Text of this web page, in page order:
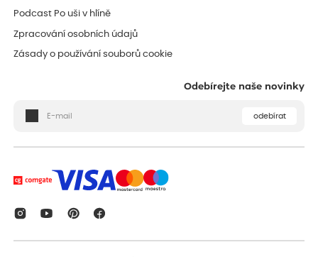
Podcast Po uši v hlíně
Zpracování osobních údajů
Zásady o používání souborů cookie
Odebírejte naše novinky
odebírat